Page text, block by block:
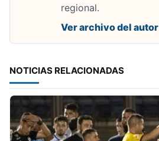
regional.
Ver archivo del autor
NOTICIAS RELACIONADAS